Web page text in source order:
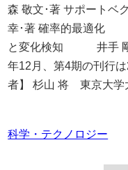
森 敬文･著 サポート
幸･著 確率的最
と変化検知 井手 剛
年12月、第4期の刊行
者】 杉山 将 東京大学
科学・テクノロジー